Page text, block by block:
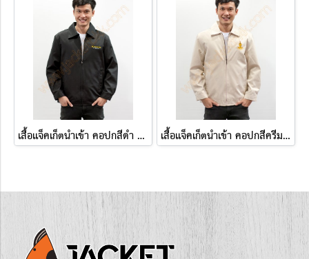
เสื้อแจ็คเก็ตนำเข้า คอปกสีดำ ปักHollywood เสื้อแจ็คเก็ตนำเข้า คอปกสีครีม ปักกรุงเทพมหานคร